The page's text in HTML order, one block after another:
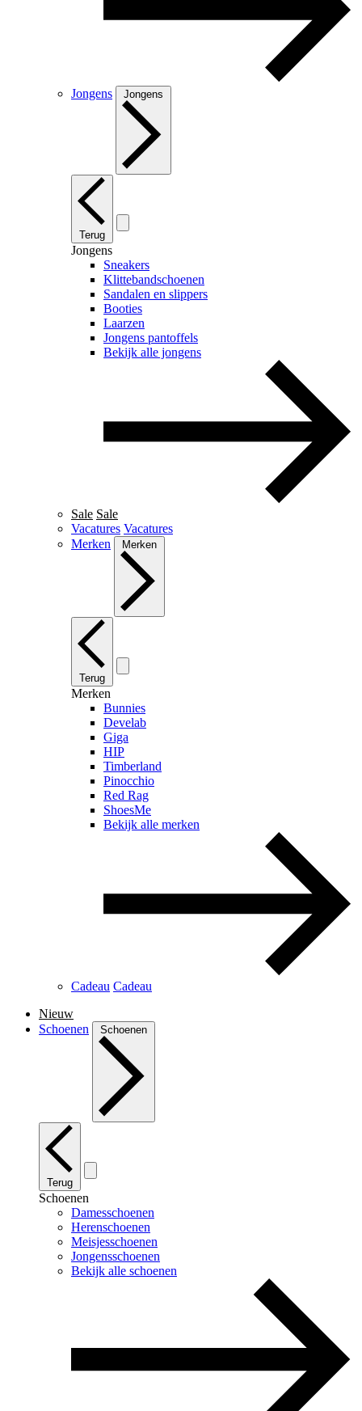
Jongens Jongens
Terug
Jongens
Sneakers
Klittebandschoenen
Sandalen en slippers
Booties
Laarzen
Jongens pantoffels
Bekijk alle jongens
Sale Sale
Vacatures Vacatures
Merken
Merken
Terug
Merken
Bunnies
Develab
Giga
HIP
Timberland
Pinocchio
Red Rag
ShoesMe
Bekijk alle merken
Cadeau Cadeau
Nieuw
Schoenen
Schoenen
Terug
Schoenen
Damesschoenen
Herenschoenen
Meisjesschoenen
Jongensschoenen
Bekijk alle schoenen